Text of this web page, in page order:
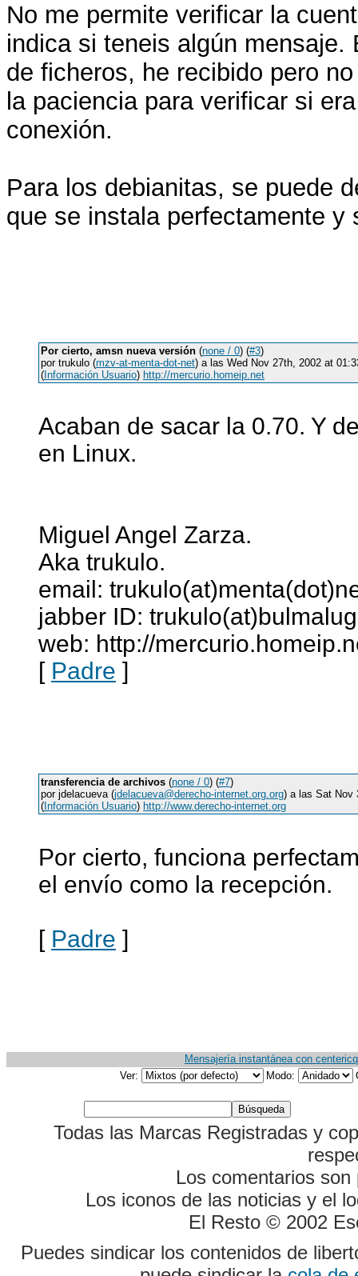
No me permite verificar la
indica si teneis algún
de ficheros, he recibido pero
la paciencia para verificar si
conexión.
Para los debianitas, se puede
que se instala perfectamente y
Por cierto, amsn nueva versión (none / 0) (#3)
por trukulo (mzv-at-menta-dot-net) a las Wed Nov 27th, 2002 at
( Información Usuario) http://mercurio.homeip.net
Acaban de sacar la 0.70. Y
en Linux.
Miguel Angel Zarza.
Aka trukulo.
email:
jabber ID:
web: http://
[ Padre ]
transferencia de archivos (none / 0) (#7)
por jdelacueva (jdelacueva@derecho-internet.org.org) a las Sat Nov
( Información Usuario) http://www.derecho-internet.org
Por cierto, funciona
el envío como la recepción.
[ Padre ]
Mensajería instantánea con centericq
Ver:
Modo:
Todas las Marcas Registradas y
Los comentarios
Los iconos de las noticias y el
El Resto © 2002
Puedes sindicar los contenidos de